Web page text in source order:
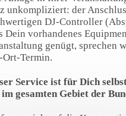
unkompliziert: der
DJ-Controller
Dein vorhandenes
genügt, sprechen
Ort-Termin.
Service ist für Dich
gesamten Gebiet der